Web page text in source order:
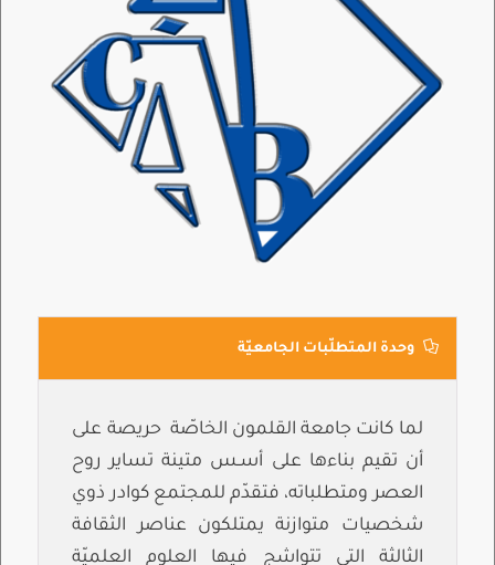
وحدة المتطلّبات الجامعيّة
لما كانت جامعة القلمون الخاصّة حريصة على
أن تقيم بناءها على أسـس متينة تساير روح
العصر ومتطلباته، فتقدّم للمجتمع كوادر ذوي
شخصيات متوازنة يمتلكون عناصر الثقافة
الثالثة التي تتواشج فيها العلوم العلميّة